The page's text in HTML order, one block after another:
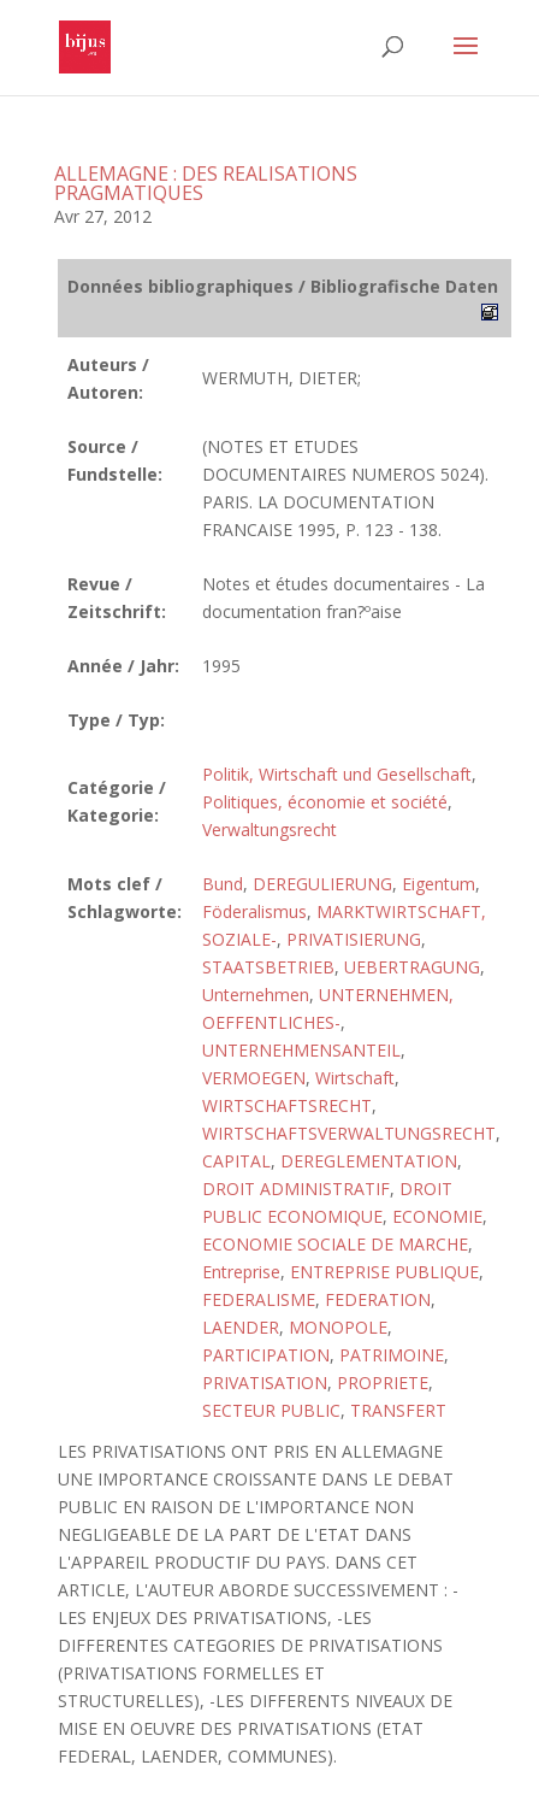
ALLEMAGNE : DES REALISATIONS
PRAGMATIQUES
Avr 27, 2012
Données bibliographiques / Bibliografische Daten
Auteurs /
Autoren:
WERMUTH, DIETER;
Source /
Fundstelle:
(NOTES ET ETUDES
DOCUMENTAIRES NUMEROS 5024).
PARIS. LA DOCUMENTATION
FRANCAISE 1995, P. 123 - 138.
Revue /
Zeitschrift:
Notes et études documentaires - La
documentation fran?ºaise
Année / Jahr: 1995
Type / Typ:
Catégorie /
Kategorie:
Politik, Wirtschaft und Gesellschaft,
Politiques, économie et société,
Verwaltungsrecht
Mots clef /
Schlagworte:
Bund, DEREGULIERUNG, Eigentum,
Föderalismus, MARKTWIRTSCHAFT,
SOZIALE-, PRIVATISIERUNG,
STAATSBETRIEB, UEBERTRAGUNG,
Unternehmen, UNTERNEHMEN,
OEFFENTLICHES-,
UNTERNEHMENSANTEIL,
VERMOEGEN, Wirtschaft,
WIRTSCHAFTSRECHT,
WIRTSCHAFTSVERWALTUNGSRECHT,
CAPITAL, DEREGLEMENTATION,
DROIT ADMINISTRATIF, DROIT
PUBLIC ECONOMIQUE, ECONOMIE,
ECONOMIE SOCIALE DE MARCHE,
Entreprise, ENTREPRISE PUBLIQUE,
FEDERALISME, FEDERATION,
LAENDER, MONOPOLE,
PARTICIPATION, PATRIMOINE,
PRIVATISATION, PROPRIETE,
SECTEUR PUBLIC, TRANSFERT
LES PRIVATISATIONS ONT PRIS EN ALLEMAGNE
UNE IMPORTANCE CROISSANTE DANS LE DEBAT
PUBLIC EN RAISON DE L'IMPORTANCE NON
NEGLIGEABLE DE LA PART DE L'ETAT DANS
L'APPAREIL PRODUCTIF DU PAYS. DANS CET
ARTICLE, L'AUTEUR ABORDE SUCCESSIVEMENT : -
LES ENJEUX DES PRIVATISATIONS, -LES
DIFFERENTES CATEGORIES DE PRIVATISATIONS
(PRIVATISATIONS FORMELLES ET
STRUCTURELLES), -LES DIFFERENTS NIVEAUX DE
MISE EN OEUVRE DES PRIVATISATIONS (ETAT
FEDERAL, LAENDER, COMMUNES).